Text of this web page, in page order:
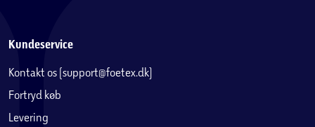
Kundeservice
Kontakt os (support@foetex.dk)
Fortryd køb
Levering